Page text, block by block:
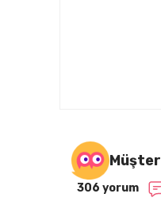
306 yorum